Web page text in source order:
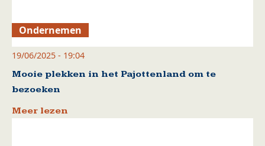
Ondernemen
19/06/2025 - 19:04
Mooie plekken in het Pajottenland om te
bezoeken
Meer lezen